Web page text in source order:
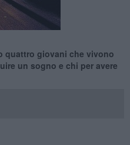
quattro giovani che vivono
un sogno e chi per avere